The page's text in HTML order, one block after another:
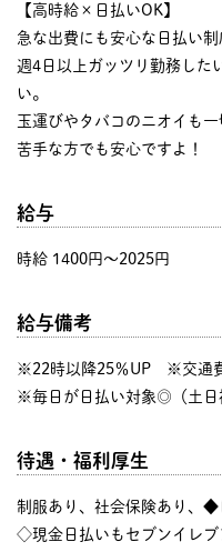
【高時給×日払いOK】
急な出費にも安心な日払い制
週4日以上ガッツリ勤務した
い。
玉運びやタバコのニオイも
苦手な方でも安心ですよ！
給与
時給 1400円〜2025円
給与備考
※22時以降25％UP ※交通
※毎日が日払い対象◎（土日
待遇・福利厚生
制服あり、社会保険あり、◆
◇現金日払いもセブンイレ